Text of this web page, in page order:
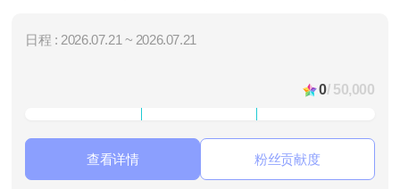
日程 : 2026.07.21 ~ 2026.07.21
0/ 50,000
查看详情 粉丝贡献度